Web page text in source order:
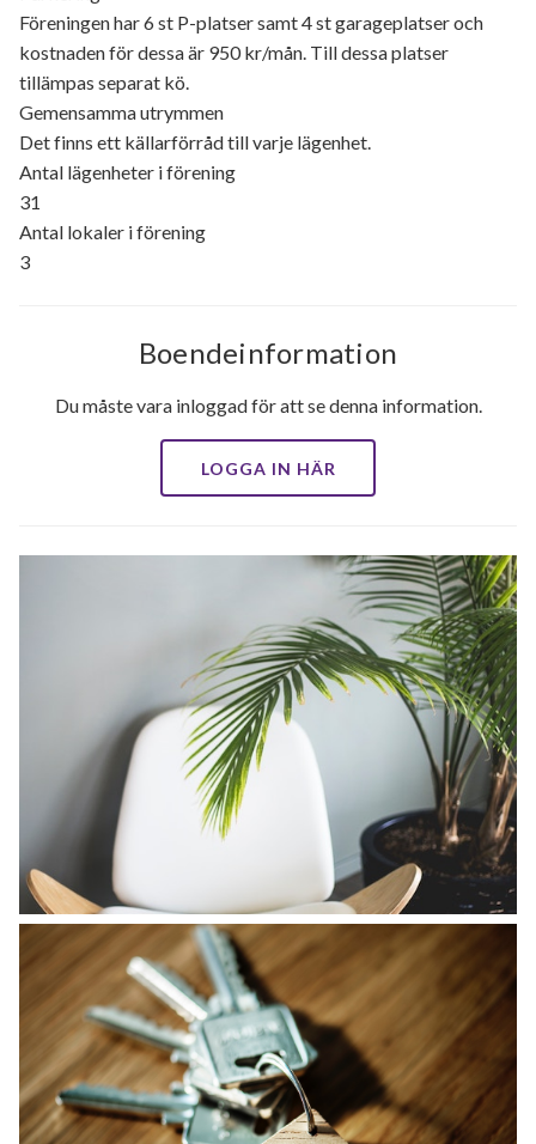
Föreningen har 6 st P-platser samt 4 st garageplatser och
kostnaden för dessa är 950 kr/mån. Till dessa platser
tillämpas separat kö.
Gemensamma utrymmen
Det finns ett källarförråd till varje lägenhet.
Antal lägenheter i förening
31
Antal lokaler i förening
3
Boendeinformation
Du måste vara inloggad för att se denna information.
LOGGA IN HÄR